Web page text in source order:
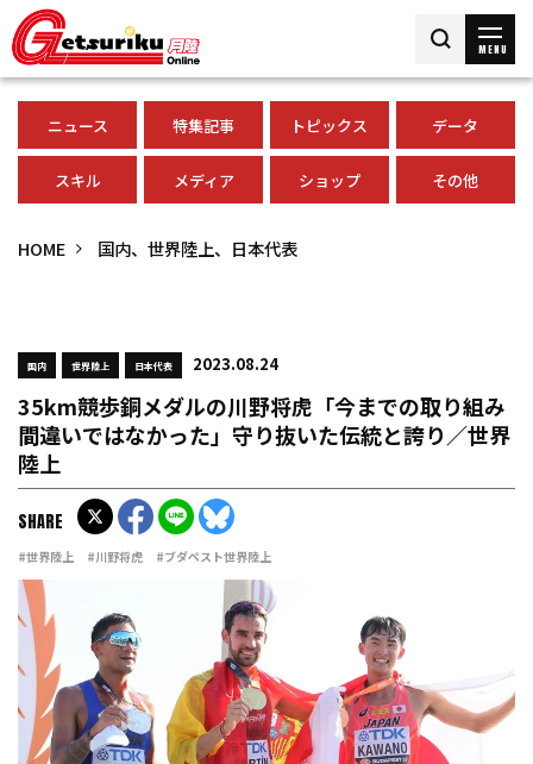
MENU
ニュース 特集記事 トピックス データ
スキル メディア ショップ その他
HOME 国内、世界陸上、日本代表
国内 世界陸上 日本代表 2023.08.24
35km競歩銅メダルの川野将虎「今までの取り組み
間違いではなかった」守り抜いた伝統と誇り／世界
陸上
#世界陸上 #川野将虎 #ブダペスト世界陸上
SHARE